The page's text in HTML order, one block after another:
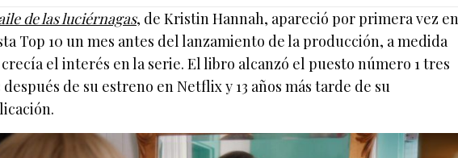
de las luciérnagas, de Kristin Hannah, apareció por primera vez en
Top 10 un mes antes del lanzamiento de la producción, a medida
el interés en la serie. El libro alcanzó el puesto número 1 tres
después de su estreno en Netflix y 13 años más tarde de su